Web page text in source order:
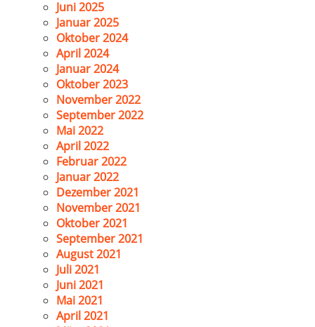
Juni 2025
Januar 2025
Oktober 2024
April 2024
Januar 2024
Oktober 2023
November 2022
September 2022
Mai 2022
April 2022
Februar 2022
Januar 2022
Dezember 2021
November 2021
Oktober 2021
September 2021
August 2021
Juli 2021
Juni 2021
Mai 2021
April 2021